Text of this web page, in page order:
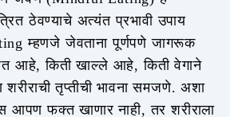
ठेवण्याचे अत्यंत प्रभावी उपाय
म्हणजे जेवताना पूर्णपणे जागरूक
आहे, किती खाल्ले आहे, किती वेगाने
तृप्तीची भावना समजणे. अशा
आपण फक्त खाणार नाही, तर शरीराला